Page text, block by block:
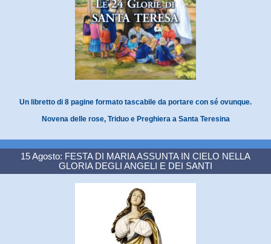
Un libretto di 8 pagine formato tascabile da portare con sé ovunque.
Novena delle rose, Triduo e Preghiera a Santa Teresina
15 Agosto: FESTA DI MARIA ASSUNTA IN CIELO NELLA
GLORIA DEGLI ANGELI E DEI SANTI